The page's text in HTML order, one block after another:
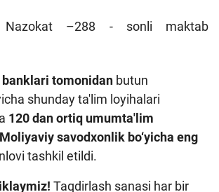
Nazokat –288 - sonli maktab
tomonidan butun
shunday ta'lim loyihalari
120 dan ortiq umumta'lim
savodxonlik bo‘yicha eng
tashkil etildi.
Taqdirlash sanasi har bir